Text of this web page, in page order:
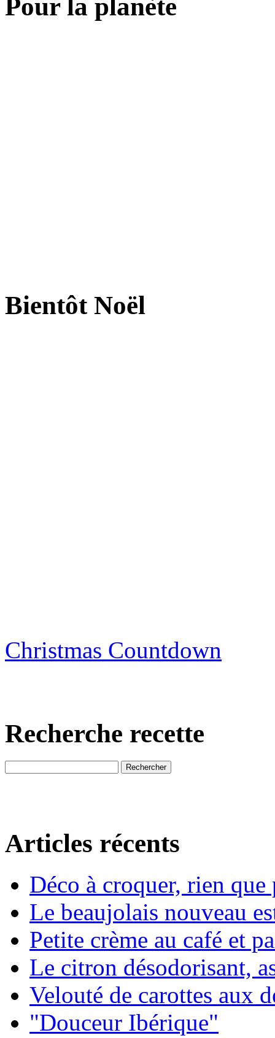
Pour la planète
Bientôt Noël
Christmas Countdown
Recherche recette
Articles récents
Déco à croquer, rien
Le beaujolais nouveau
Petite crème au café et
Le citron désodorisant,
Velouté de carottes aux
"Douceur Ibérique"